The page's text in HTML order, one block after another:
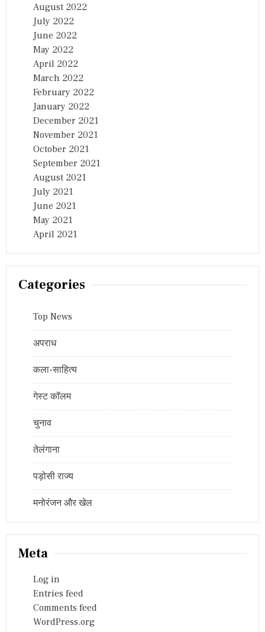
August 2022
July 2022
June 2022
May 2022
April 2022
March 2022
February 2022
January 2022
December 2021
November 2021
October 2021
September 2021
August 2021
July 2021
June 2021
May 2021
April 2021
Categories
Top News
अपराध
कला-साहित्य
गेस्ट कॉलम
चुनाव
तेलंगाना
पड़ोसी राज्य
मनोरंजन और खेल
Meta
Log in
Entries feed
Comments feed
WordPress.org